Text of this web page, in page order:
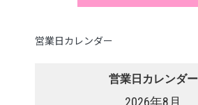
営業日カレンダー